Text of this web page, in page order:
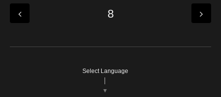
8
Select Language
▼